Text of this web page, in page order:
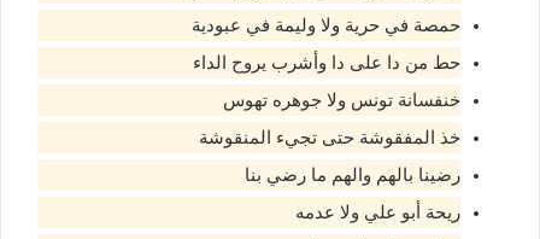
حمصة في حرية ولا وليمة في عبودية
حط من دا على دا وأشرب يروح الداء
خنفسانة تونس ولا جوهره تهوس
خذ المفقوشة حتى تجيء المنقوشة
رضينا بالهم والهم ما رضي بنا
ريحة أبو علي ولا عدمه